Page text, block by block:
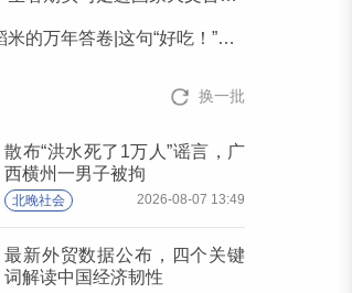
万年答卷|这句“好吃！”，可真不简单
换一批
散布“洪水死了1万人”谣言，广
西横州一男子被拘
北晚社会 2026-08-07 13:49
最新外贸数据公布，四个关键
词解读中国经济韧性